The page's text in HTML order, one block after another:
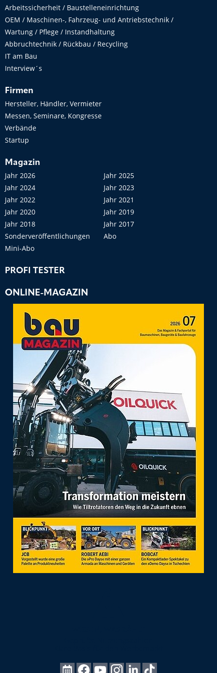
Arbeitssicherheit / Baustelleneinrichtung
OEM / Maschinen-, Fahrzeug- und Antriebstechnik /
Wartung / Pflege / Instandhaltung
Abbruchtechnik / Rückbau / Recycling
IT am Bau
Interview´s
Firmen
Hersteller, Händler, Vermieter
Messen, Seminare, Kongresse
Verbände
Startup
Magazin
Jahr 2026
Jahr 2025
Jahr 2024
Jahr 2023
Jahr 2022
Jahr 2021
Jahr 2020
Jahr 2019
Jahr 2018
Jahr 2017
Sonderveröffentlichungen
Abo
Mini-Abo
PROFI TESTER
ONLINE-MAGAZIN